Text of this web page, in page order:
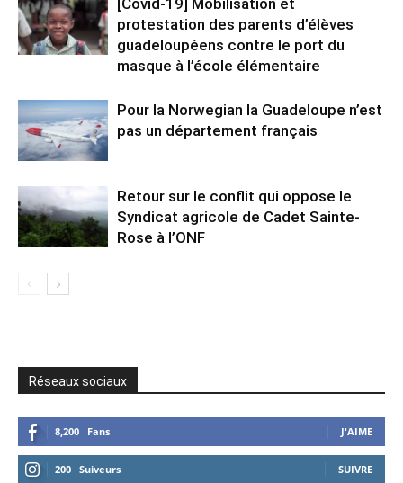
protestation des parents d’élèves
guadeloupéens contre le port du
masque à l’école élémentaire
Pour la Norwegian la Guadeloupe n’est
pas un département français
Retour sur le conflit qui oppose le
Syndicat agricole de Cadet Sainte-
Rose à l’ONF
Réseaux sociaux
8,200 Fans J'AIME
200 Suiveurs SUIVRE